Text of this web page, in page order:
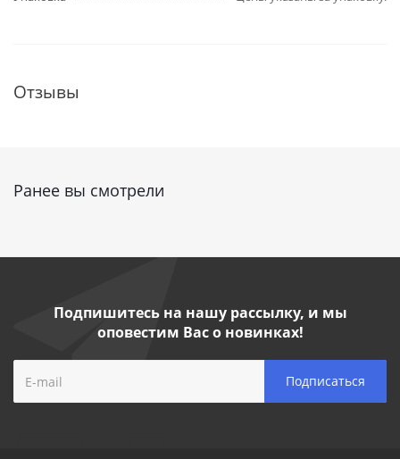
Отзывы
Ранее вы смотрели
Подпишитесь на нашу рассылку, и мы
оповестим Вас о новинках!